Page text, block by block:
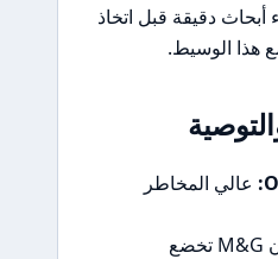
أبحاث دقيقة قبل اتخاذ
هذا الوسيط.
عالي المخاطر
على الرغم من أن M&G تخضع